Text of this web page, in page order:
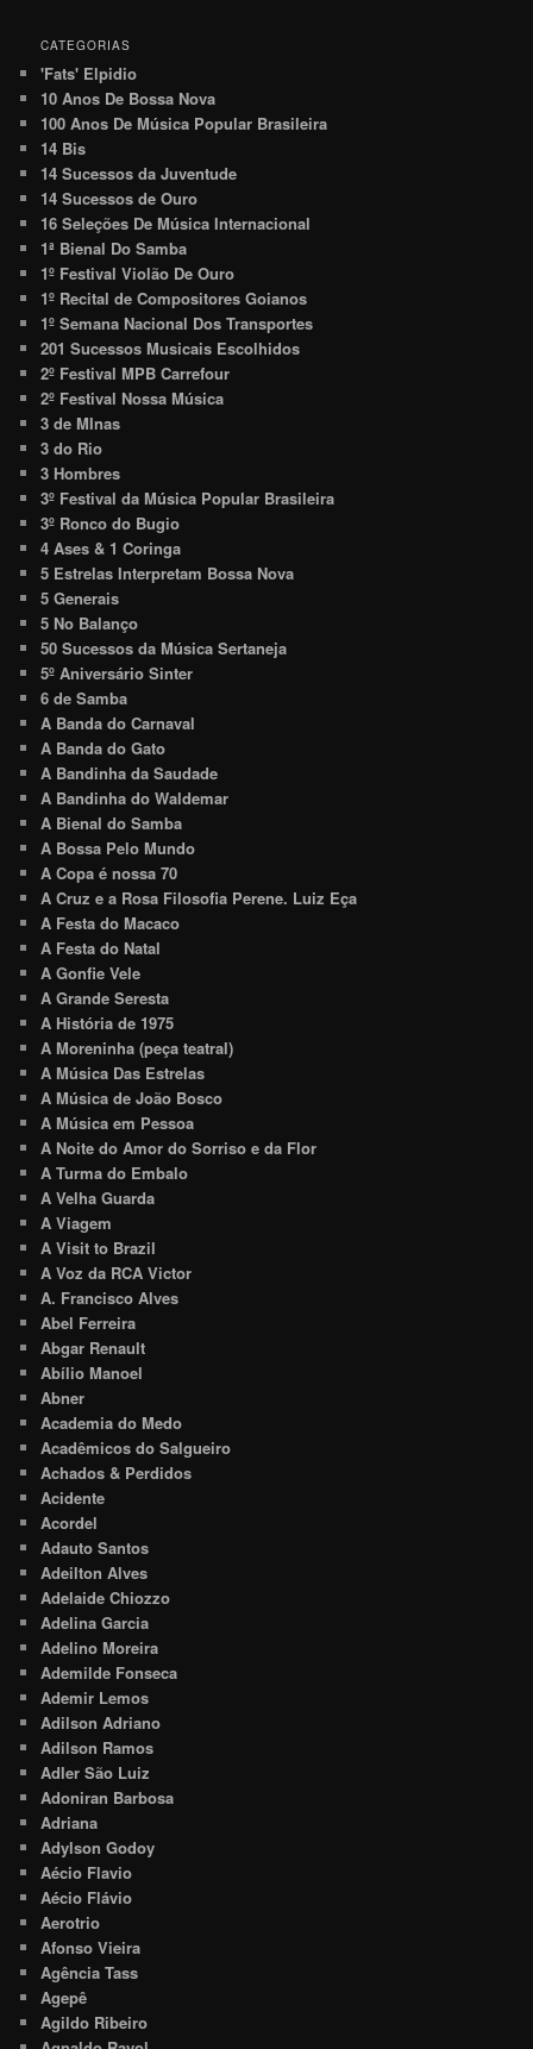
CATEGORIAS
'Fats' Elpidio
10 Anos De Bossa Nova
100 Anos De Música Popular Brasileira
14 Bis
14 Sucessos da Juventude
14 Sucessos de Ouro
16 Seleções De Música Internacional
1ª Bienal Do Samba
1º Festival Violão De Ouro
1º Recital de Compositores Goianos
1º Semana Nacional Dos Transportes
201 Sucessos Musicais Escolhidos
2º Festival MPB Carrefour
2º Festival Nossa Música
3 de MInas
3 do Rio
3 Hombres
3º Festival da Música Popular Brasileira
3º Ronco do Bugio
4 Ases & 1 Coringa
5 Estrelas Interpretam Bossa Nova
5 Generais
5 No Balanço
50 Sucessos da Música Sertaneja
5º Aniversário Sinter
6 de Samba
A Banda do Carnaval
A Banda do Gato
A Bandinha da Saudade
A Bandinha do Waldemar
A Bienal do Samba
A Bossa Pelo Mundo
A Copa é nossa 70
A Cruz e a Rosa Filosofia Perene. Luiz Eça
A Festa do Macaco
A Festa do Natal
A Gonfie Vele
A Grande Seresta
A História de 1975
A Moreninha (peça teatral)
A Música Das Estrelas
A Música de João Bosco
A Música em Pessoa
A Noite do Amor do Sorriso e da Flor
A Turma do Embalo
A Velha Guarda
A Viagem
A Visit to Brazil
A Voz da RCA Victor
A. Francisco Alves
Abel Ferreira
Abgar Renault
Abílio Manoel
Abner
Academia do Medo
Acadêmicos do Salgueiro
Achados & Perdidos
Acidente
Acordel
Adauto Santos
Adeilton Alves
Adelaide Chiozzo
Adelina Garcia
Adelino Moreira
Ademilde Fonseca
Ademir Lemos
Adilson Adriano
Adilson Ramos
Adler São Luiz
Adoniran Barbosa
Adriana
Adylson Godoy
Aécio Flavio
Aécio Flávio
Aerotrio
Afonso Vieira
Agência Tass
Agepê
Agildo Ribeiro